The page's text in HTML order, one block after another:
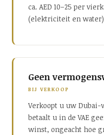
ca. AED 10–25 per
(elektriciteit en
Geen
BIJ VERKOOP
Verkoopt u uw
betaalt u in de VAE
winst, ongeacht hoe